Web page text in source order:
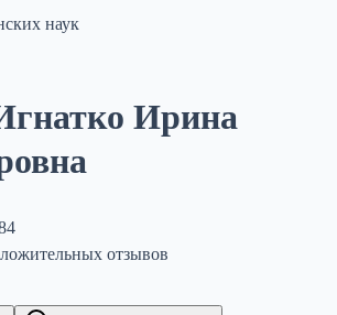
наук
Ирина
отзывов